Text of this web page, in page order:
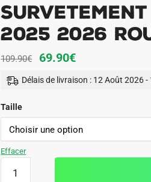
2025 2026
109.90€
Le
prix
109.90€.
69.90€Le
69.90€.
Délais de livraison : 12 Août 2026
Taille
Effacer